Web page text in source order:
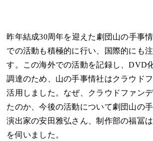
昨年結成30周年を迎えた劇団山の手事
での活動も積極的に行い、国際的にも
す。この海外での活動を記録し、DVD
調達のため、山の手事情社はクラウド
活用しました。なぜ、クラウドファン
たのか、今後の活動について劇団山の
演出家の安田雅弘さん、制作部の福冨
を伺いました。